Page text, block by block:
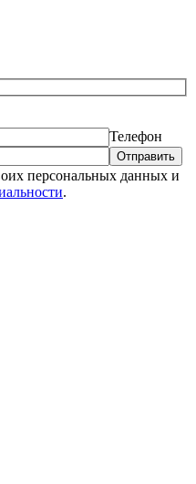
Телефон
персональных данных и
.